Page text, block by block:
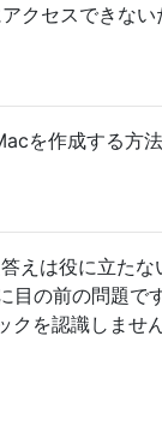
クセスできない
を作成する方
えは役に立たな
の前の問題です
を認識しません